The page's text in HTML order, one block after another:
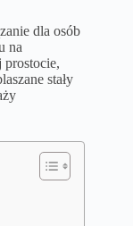
dla osób
na
prostocie,
stały